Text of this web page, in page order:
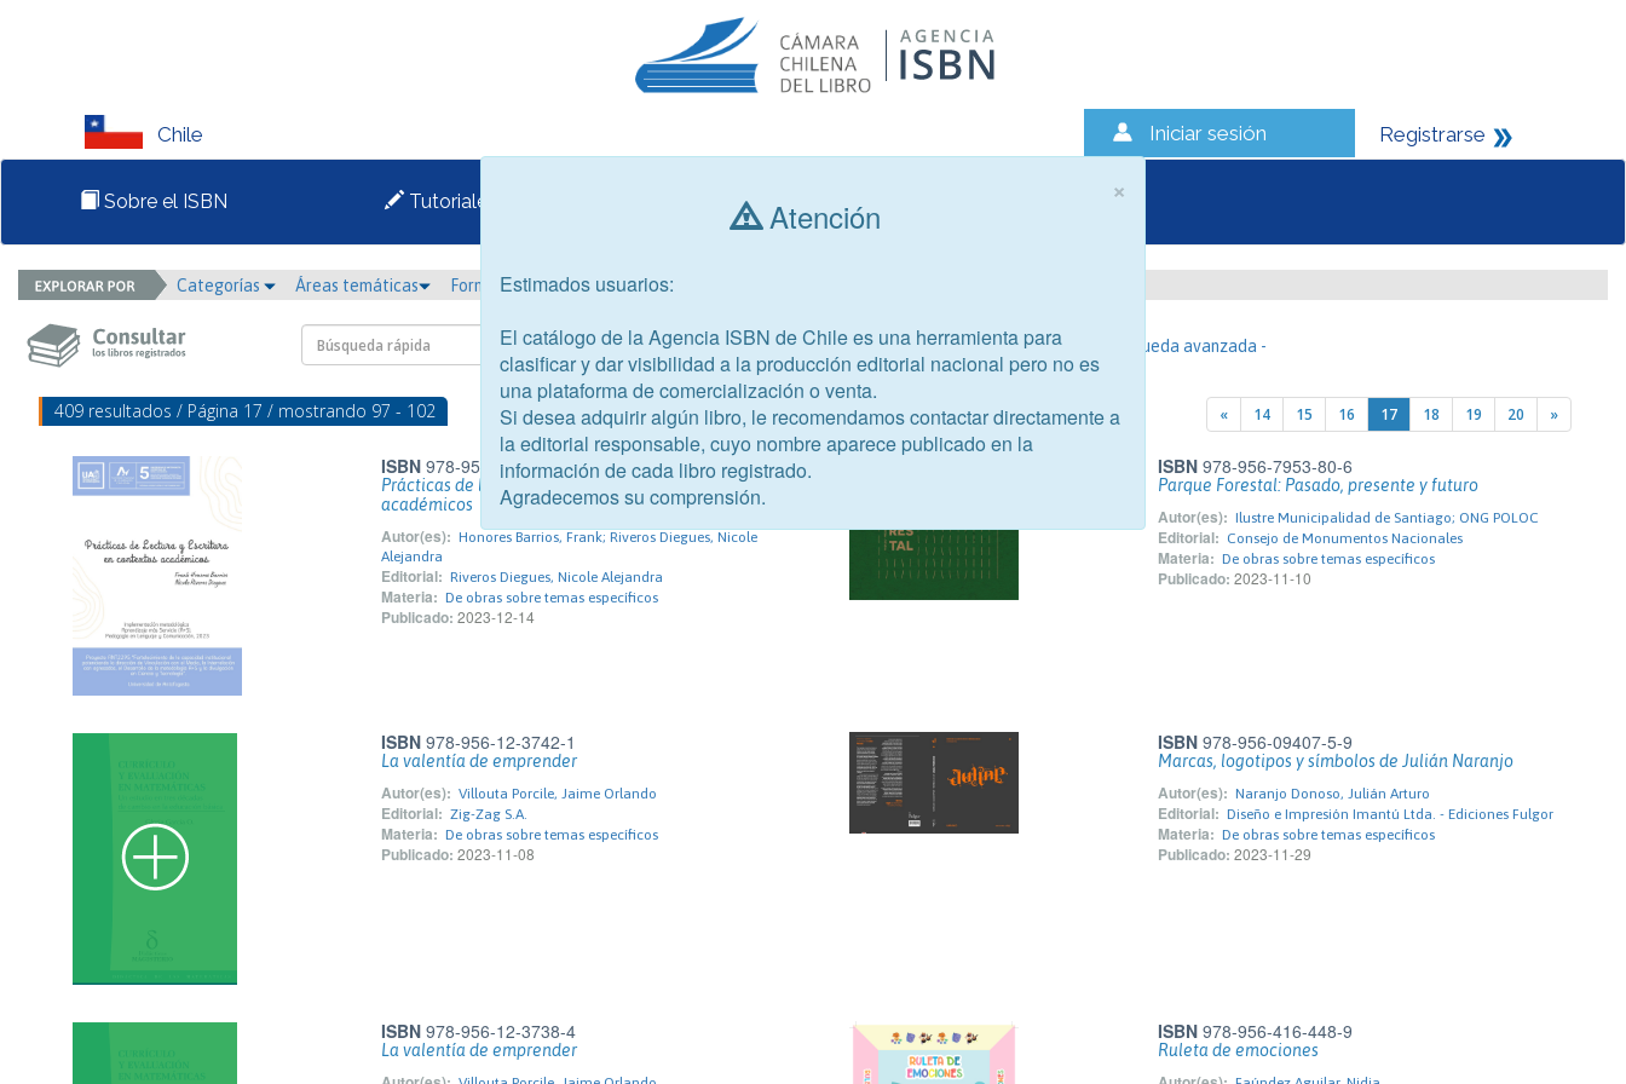
Chile Iniciar sesión Registrarse
Sobre el ISBN Tutoriales Consultar libros
Categorías Áreas temáticas Formato Año de publicación
- Búsqueda avanzada -
409 resultados / Página 17 / mostrando 97 - 102 « 14 15 16 17 18 19 20 »
ISBN 978-956-416-579-0
Prácticas de lectura y escritura en contextos
académicos
Autor(es): Honores Barrios, Frank; Riveros Diegues, Nicole
Alejandra
Editorial: Riveros Diegues, Nicole Alejandra
Materia: De obras sobre temas específicos
Publicado: 2023-12-14
ISBN 978-956-7953-80-6
Parque Forestal: Pasado, presente y futuro
Autor(es): Ilustre Municipalidad de Santiago; ONG POLOC
Editorial: Consejo de Monumentos Nacionales
Materia: De obras sobre temas específicos
Publicado: 2023-11-10
ISBN 978-956-12-3742-1
La valentía de emprender
Autor(es): Villouta Porcile, Jaime Orlando
Editorial: Zig-Zag S.A.
Materia: De obras sobre temas específicos
Publicado: 2023-11-08
ISBN 978-956-09407-5-9
Marcas, logotipos y símbolos de Julián Naranjo
Autor(es): Naranjo Donoso, Julián Arturo
Editorial: Diseño e Impresión Imantú Ltda. - Ediciones Fulgor
Materia: De obras sobre temas específicos
Publicado: 2023-11-29
ISBN 978-956-12-3738-4
La valentía de emprender
ISBN 978-956-416-448-9
Ruleta de emociones
×
Atención
Estimados usuarios:
El catálogo de la Agencia ISBN de Chile es una herramienta para
clasificar y dar visibilidad a la producción editorial nacional pero no es
una plataforma de comercialización o venta.
Si desea adquirir algún libro, le recomendamos contactar directamente a
la editorial responsable, cuyo nombre aparece publicado en la
información de cada libro registrado.
Agradecemos su comprensión.